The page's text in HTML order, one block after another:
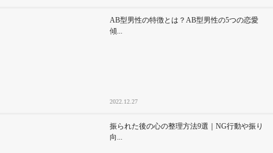
AB型男性の特徴とは？AB型男性の5つの恋愛
傾...
2022.12.27
振られた後の心の整理方法9選｜NG行動や振り
向...